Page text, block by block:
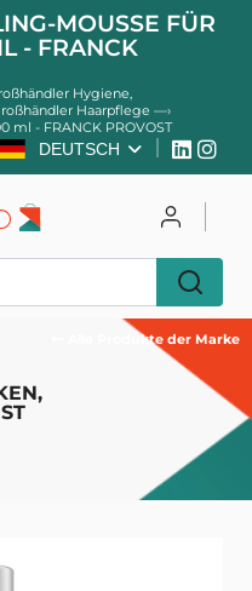
MOUSSE FÜR F
FRANCK P
Hygiene,
Haarpflege —›
ml - FRANCK PROVOST
DEUTSCH
Alle Produkte der Marke